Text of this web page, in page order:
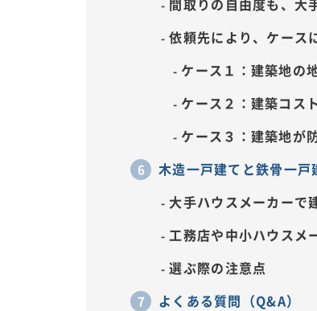
間取りの自由度も、大
依頼先により、ケース
ケース１：建築地の
ケース２：建築コス
ケース３：建築地が
木造一戸建てと鉄骨一戸
大手ハウスメーカーで
工務店や中小ハウスメ
選ぶ際の注意点
よくある質問（Q&A）